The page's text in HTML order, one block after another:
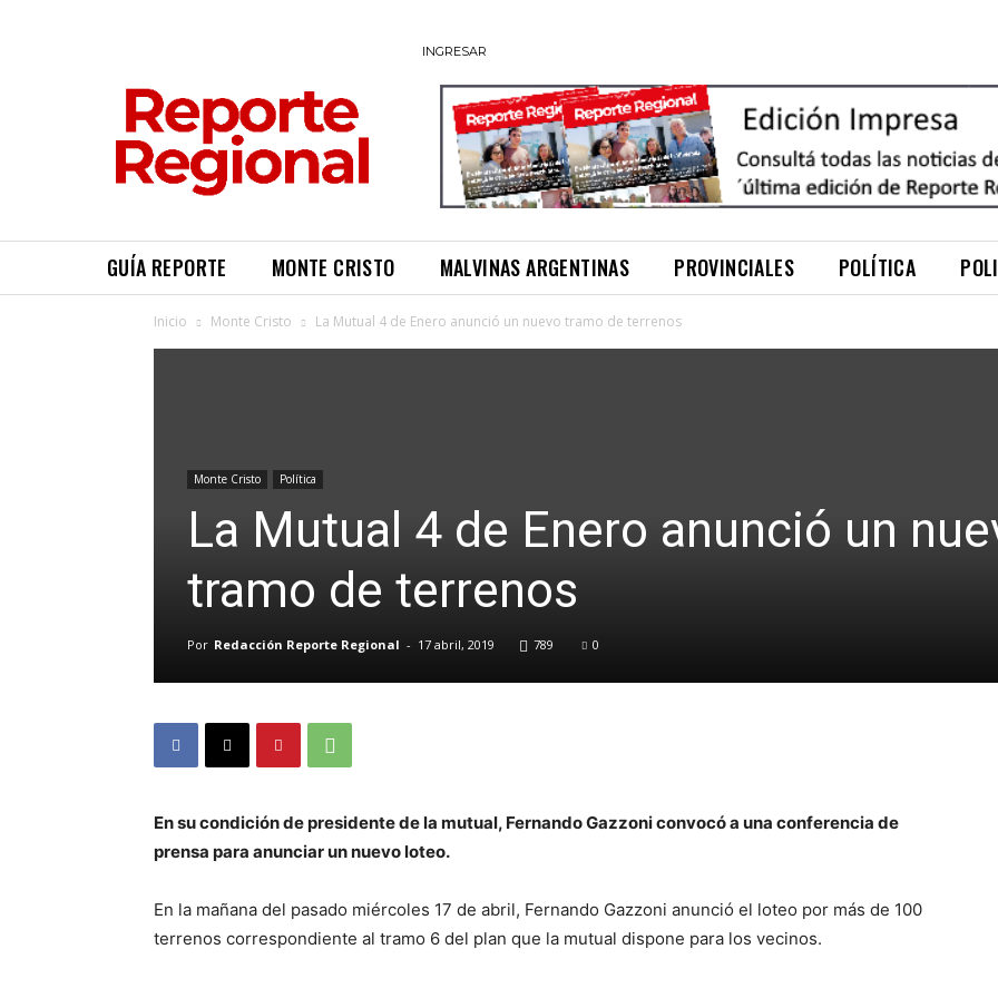
INGRESAR
GUÍA REPORTE MONTE CRISTO MALVINAS ARGENTINAS PROVINCIALES POLÍTICA
Inicio Monte Cristo La Mutual 4 de Enero anunció un nuevo tramo de terrenos
Monte Cristo Política
La Mutual 4 de Enero anunció un
tramo de terrenos
Por Redacción Reporte Regional - 17 abril, 2019 789 0
En su condición de presidente de la mutual, Fernando Gazzoni convocó a una conferencia de
prensa para anunciar un nuevo loteo.
En la mañana del pasado miércoles 17 de abril, Fernando Gazzoni anunció el loteo por más de 100
terrenos correspondiente al tramo 6 del plan que la mutual dispone para los vecinos.